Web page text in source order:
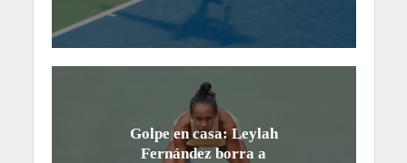
Golpe en casa: Leylah
Fernández borra a